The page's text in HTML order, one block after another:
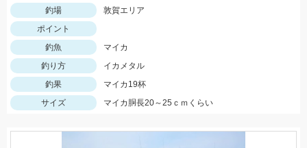
釣場
敦賀エリア
ポイント
釣魚
マイカ
釣り方
イカメタル
釣果
マイカ19杯
サイズ
マイカ胴長20～25ｃｍくらい